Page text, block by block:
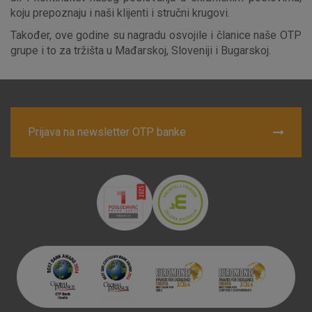
koju prepoznaju i naši klijenti i stručni krugovi.
Također, ove godine su nagradu osvojile i članice naše OTP
grupe i to za tržišta u Mađarskoj, Sloveniji i Bugarskoj.
Prijava na newsletter OTP banke
Nužni kolačići
Analitički kolačići
Marketinški kolačići
Nužni (tehnički) kolačići - uvijek aktivni
Ovi kolačići nužni su za funkcioniranje internetske stranice i
ne mogu se isključiti u našim sustavima. Uobičajeno se
postavljaju kao odgovor na vaše radnje koje uključuju zahtjev
za uslugama, kao što su postavke kolačića. Svoj preglednik
možete postaviti da blokira te kolačiće ili pošalje upozorenje
o njima, ali u tom slučaju neki dijelovi stranice neće raditi. Ti
kolačići ne pohranjuju nikakve informacije koje bi vas mogle
identificirati.
Detaljnije informacije o kolačićima